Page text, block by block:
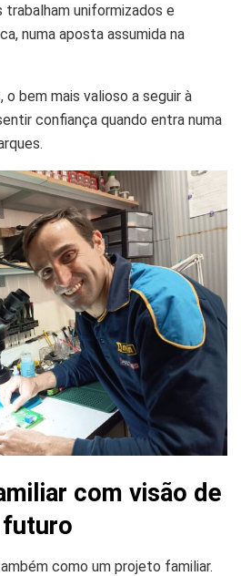
uniformizados e
numa aposta assumida na
o bem mais valioso a seguir à
confiança quando entra numa
com visão de
futuro
como um projeto familiar.